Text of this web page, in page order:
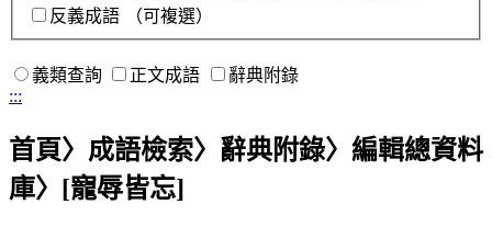
反義成語 （可複選）
義類查詢 正文成語
辭典附錄
:::
首頁〉成語檢索〉辭典附錄〉編輯總資料
庫〉
[寵辱皆忘]